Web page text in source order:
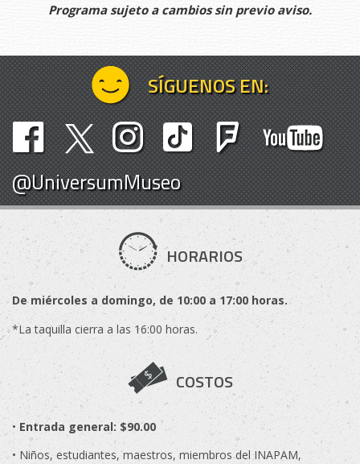
Programa sujeto a cambios sin previo aviso.
SÍGUENOS EN:
@UniversumMuseo
HORARIOS
De miércoles a domingo, de 10:00 a 17:00 horas.
*La taquilla cierra a las 16:00 horas.
COSTOS
• Entrada general: $90.00
• Niños, estudiantes, maestros, miembros del INAPAM,